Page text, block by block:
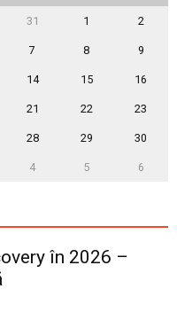
31 1 2
7 8 9
14 15 16
21 22 23
28 29 30
4 5 6
în 2026 –